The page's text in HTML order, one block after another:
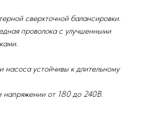
сверхточной балансировки.
проволока с улучшенными
устойчивы к длительному
напряжении от 180 до 240В.